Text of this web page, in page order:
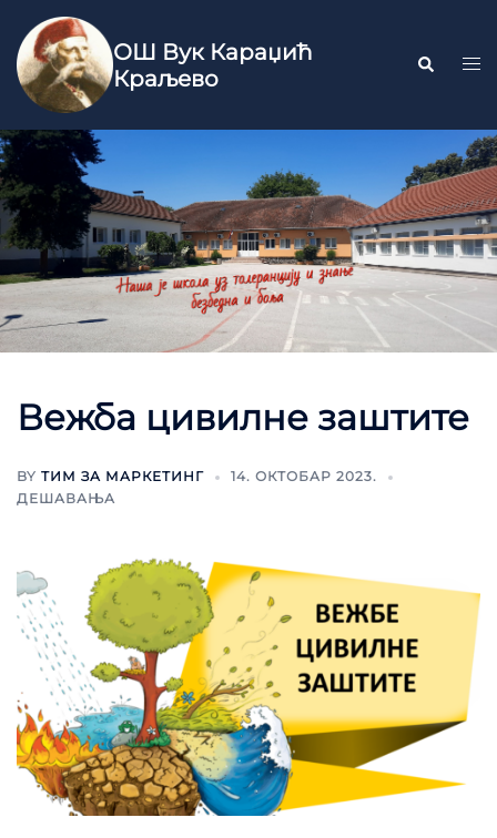
ОШ Вук Караџић
Краљево
Вежба цивилне заштите
BY ТИМ ЗА МАРКЕТИНГ
14. ОКТОБАР 2023.
ДЕШАВАЊА